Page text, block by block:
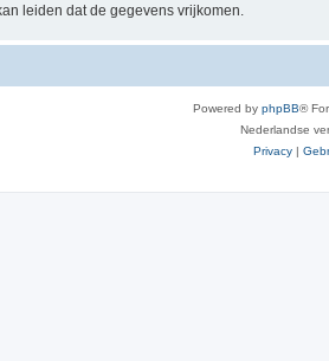
leiden dat de gegevens vrijkomen.
Powered by phpBB®
Nederlandse
Privacy |